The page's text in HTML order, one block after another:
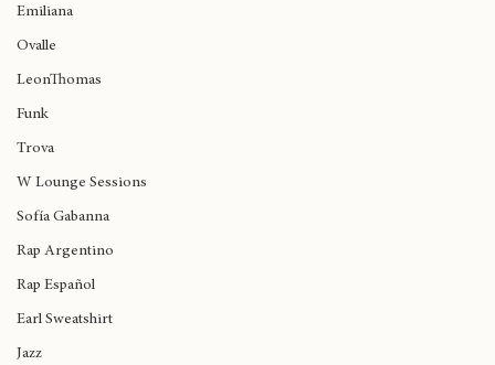
Inglaterra
Emiliana
Ovalle
LeonThomas
Funk
Trova
W Lounge Sessions
Sofía Gabanna
Rap Argentino
Rap Español
Earl Sweatshirt